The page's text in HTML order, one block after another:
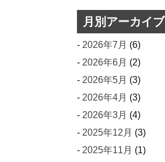
月別アーカイブ
2026年7月 (6)
2026年6月 (2)
2026年5月 (3)
2026年4月 (3)
2026年3月 (4)
2025年12月 (3)
2025年11月 (1)